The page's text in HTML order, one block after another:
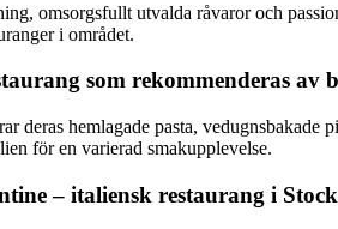
omsorgsfullt utvalda råvaror och
i området.
som rekommenderas av
deras hemlagade pasta,
för en varierad smakupplevelse.
– italiensk restaurang i